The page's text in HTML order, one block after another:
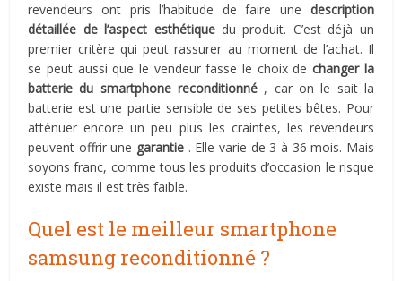
revendeurs ont pris l’habitude de faire une description
détaillée de l’aspect esthétique du produit. C’est déjà un
premier critère qui peut rassurer au moment de l’achat. Il
se peut aussi que le vendeur fasse le choix dechanger la
batterie du smartphone reconditionné , car on le sait la
batterie est une partie sensible de ses petites bêtes. Pour
atténuer encore un peu plus les craintes, les revendeurs
peuvent offrir une garantie . Elle varie de 3 à 36 mois. Mais
soyons franc, comme tous les produits d’occasion le risque
existe mais il est très faible.
Quel est le meilleur smartphone
samsung reconditionné ?